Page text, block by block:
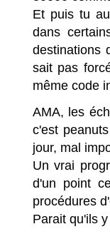
Et puis tu
dans
destinations
sait pas
même code
AMA, les
c'est
jour, mal
Un vrai
d'un point
procédures
Parait qu'ils